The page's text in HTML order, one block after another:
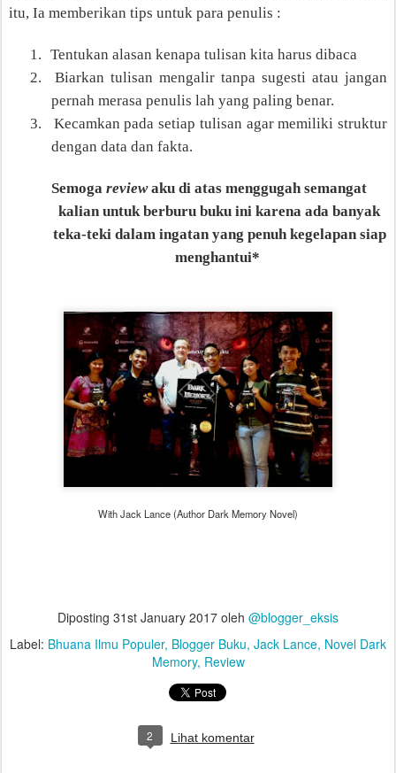
itu, Ia memberikan tips untuk para penulis :
1. Tentukan alasan kenapa tulisan kita harus dibaca
2.
Biarkan tulisan mengalir tanpa sugesti atau jangan
pernah merasa penulis lah yang paling benar.
3.
Kecamkan pada setiap tulisan agar memiliki struktur
dengan data dan fakta.
Semoga reviewaku di atas menggugah semangat
kalian untuk berburu buku ini karena ada banyak
teka-teki dalam ingatan yang penuh kegelapan siap
menghantui*
With Jack Lance (Author Dark Memory Novel)
Diposting 31st January 2017 oleh @blogger_eksis
Label: Bhuana Ilmu Populer Blogger Buku Jack Lance Novel Dark
Memory Review
2 Lihat komentar